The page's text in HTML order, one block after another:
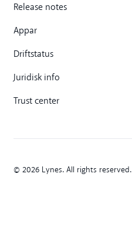
Release notes
Appar
Driftstatus
Juridisk info
Trust center
© 2026 Lynes. All rights reserved.